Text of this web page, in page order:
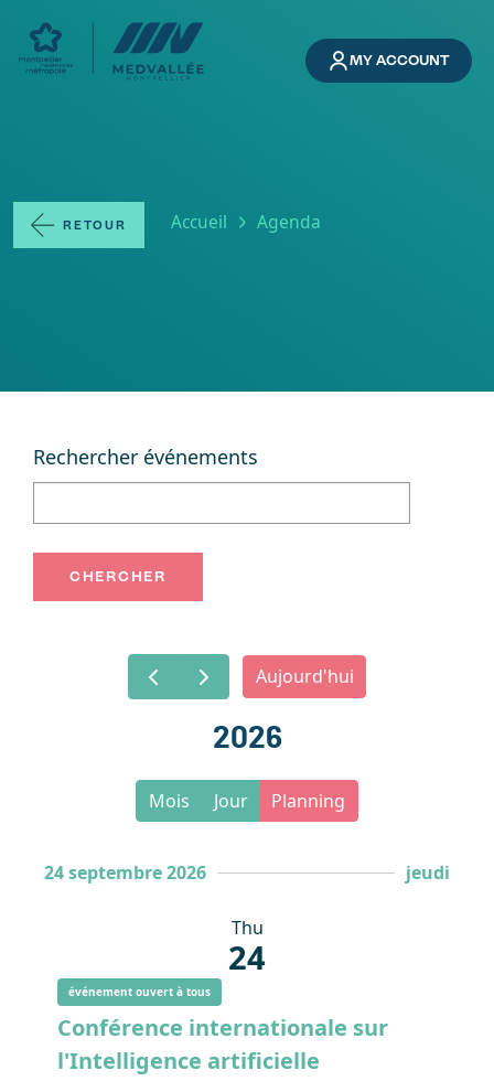
MY ACCOUNT
RETOUR Breadcrumb
Accueil Agenda
Rechercher événements
Aujourd'hui
2026
Mois Jour Planning
24 septembre 2026 jeudi
Thu
24
événement ouvert à tous
Conférence internationale sur
l'Intelligence artificielle